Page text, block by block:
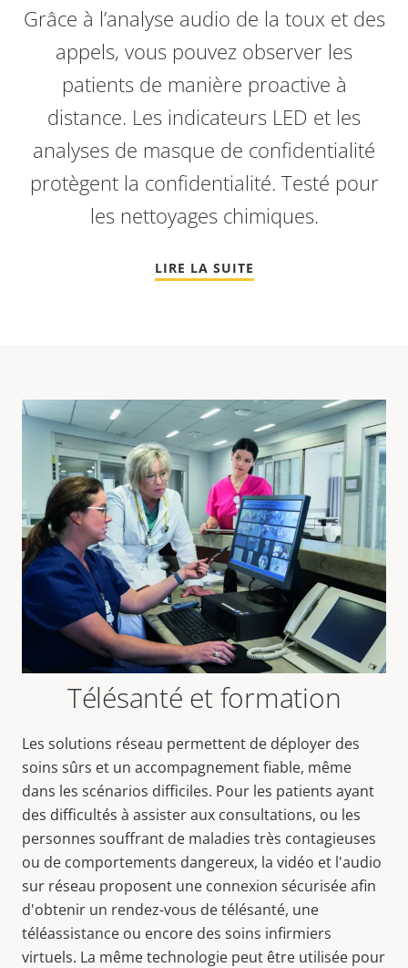
Grâce à l’analyse audio de la toux et des
appels, vous pouvez observer les
patients de manière proactive à
distance. Les indicateurs LED et les
analyses de masque de confidentialité
protègent la confidentialité. Testé pour
les nettoyages chimiques.
LIRE LA SUITE
Télésanté et formation
Les solutions réseau permettent de déployer des
soins sûrs et un accompagnement fiable, même
dans les scénarios difficiles. Pour les patients ayant
des difficultés à assister aux consultations, ou les
personnes souffrant de maladies très contagieuses
ou de comportements dangereux, la vidéo et l'audio
sur réseau proposent une connexion sécurisée afin
d'obtenir un rendez-vous de télésanté, une
téléassistance ou encore des soins infirmiers
virtuels. La même technologie peut être utilisée pour